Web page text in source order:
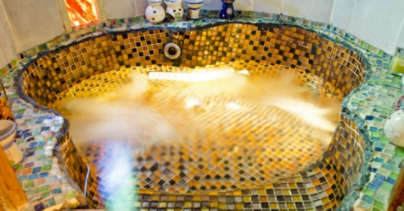
דיסקרטיות מוחלטת וכמובן שלווה, תוכלו לחוות את התחושה
המושלמת של האהבה, בניתוק ובשלווה.
מחיר: החל מ 200 ש"ח